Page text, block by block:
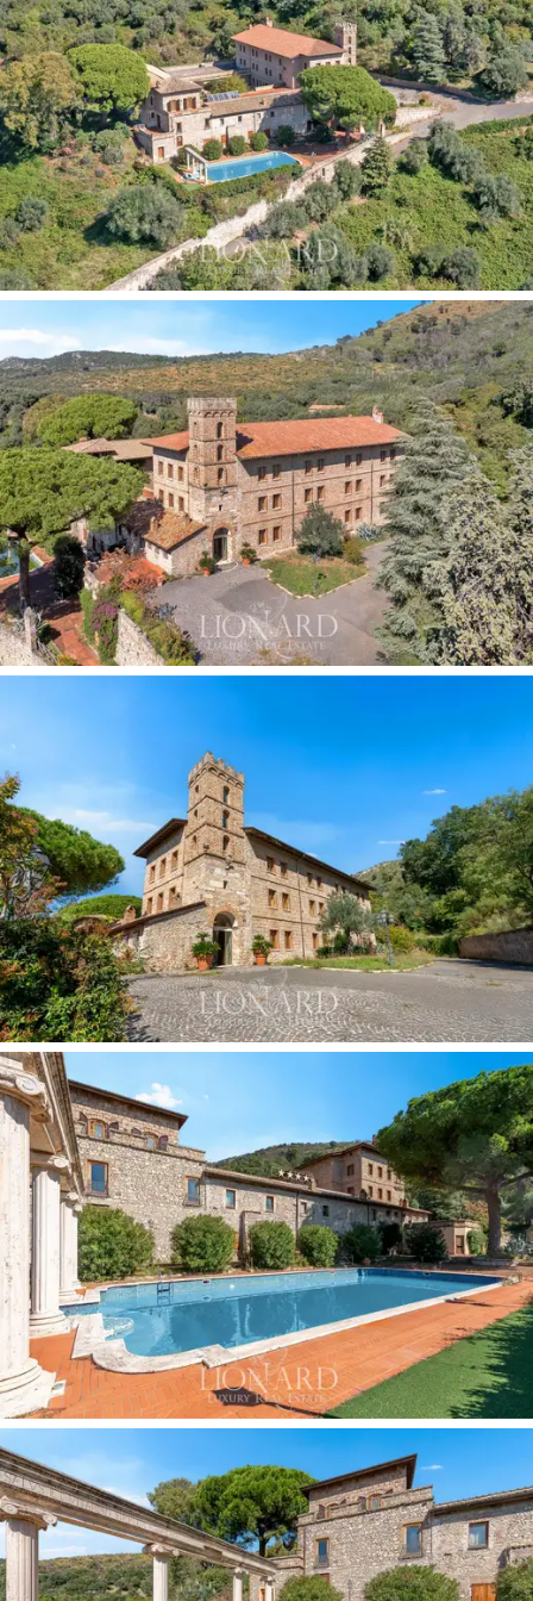
man kan nyte denne roen mens man er mindre enn en
time unnaRomas kulturelle og kunstneriske
attraksjoner.
Eiendommen har dype røtter, med en historie tilbake til
1300-tallet, da det var etgammelt slottsom senere
ble restaurert. Bygget på ruinene av villaen til den
latinske poetenCatullus,ble denne eiendommen
senere drevet avOlivetan-munkerfør den ble
sommerresidensen til Maximus
fyrstefamilien på 1500-
tallet. Arkitekturen reflekterer middelaldersk sjarm med
rustikke innslag som gjør hvert hjørne gjennomsyret av
historie.Hotelletshaller, somSlottshallenog
Munkeklosteret, kan arrangere arrangementer for
opptil300 personer, og tilbyr en sjarmerende og
prestisjefylt atmosfære.Freskomalerier i taket,
trepanel og antikke marmorgulvblandes med
moderne bekvemmeligheter, noe som gjør eiendommen
til en unik blanding av gammel historie og moderne
luksus.
velkommen inn i raffinerte og elegante rom. I første
etasje er hovedinngangen, romslig og lys, som fører til
restaurantensspisesaler, perfekt for eksklusive
mottakelser og banketter. Interiøret er omhyggelig
utformet, med dekorerte tak og fine materialer som
tre og marmor. I de øverste etasjene tilbyr de35
soverommene,alle med eget bad, maksimal komfort.
De storepanoramavindueneslipper inn naturlig lys, og
gir unik utsikt over det omkringliggende landskapet.
Eksteriøret er et slående trekk, med
land,inkludert en stor hage på over 4 hektar,
perfekt for utendørsarrangementer. Det fantastiske
evighetsbassenget,omgitt avflere hundre år gamle
oliventrærog med utsikt over Tiburtine-åsene, er en
invitasjon til å nyte og slappe av. Den25 hektar store
olivenlundener en prestisjefylt funksjon, med
olivenoljeproduksjonsom gir verdi til eiendommen. I
tillegg til hagen og olivenlunden, tilbyrskogenog
åkermarkene, som strekker seg over40 hektar,
direkte kontakt med naturen, noe som gjør dette
stedet til en sann oase av ro og skjønnhet.
Å investere i dettehotelletbetyr å anskaffe ikke bare
en prestisjeeiendom, men også et stykkeitaliensk
historie og kultur.Den eksklusive atmosfæren og
naturlige omgivelser gjør eiendommen unik. Nærheten